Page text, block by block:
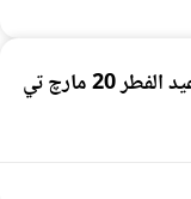
سعودي عرب ۾ شوال جو چنڊ نظر نه آيو، عيد الفطر 20 مارچ تي